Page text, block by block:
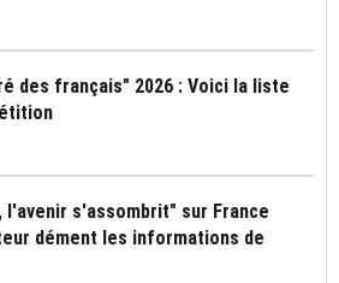
des français" 2026 : Voici la liste
l'avenir s'assombrit" sur France
dément les informations de